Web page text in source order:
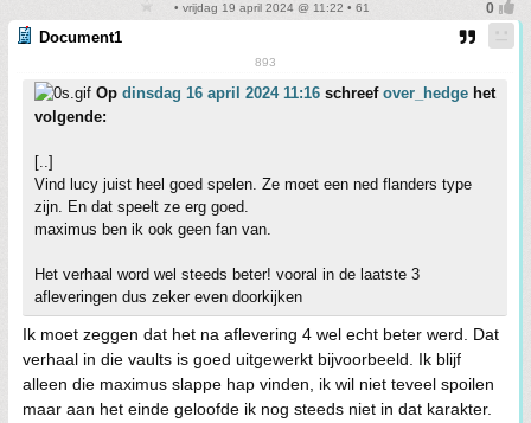
• vrijdag 19 april 2024 @ 11:22 • 61
Document1
893
Op dinsdag 16 april 2024 11:16 schreef over_hedge het
volgende:
[..]
Vind lucy juist heel goed spelen. Ze moet een ned flanders type
zijn. En dat speelt ze erg goed.
maximus ben ik ook geen fan van.
Het verhaal word wel steeds beter! vooral in de laatste 3
afleveringen dus zeker even doorkijken
Ik moet zeggen dat het na aflevering 4 wel echt beter werd. Dat
verhaal in die vaults is goed uitgewerkt bijvoorbeeld. Ik blijf
alleen die maximus slappe hap vinden, ik wil niet teveel spoilen
maar aan het einde geloofde ik nog steeds niet in dat karakter.